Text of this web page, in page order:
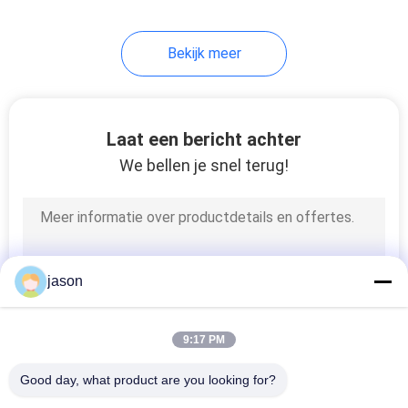
industriële
De Hydraulische
Pomp van
Eatonvickers
242
Bekijk meer
Laat een bericht achter
We bellen je snel terug!
jason
9:17 PM
Good day, what product are you looking for?